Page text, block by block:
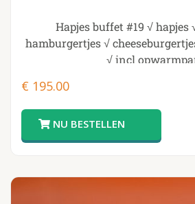
Hapjes buffet #19 √ hapjes
hamburgertjes √
√ incl
€ 195.00